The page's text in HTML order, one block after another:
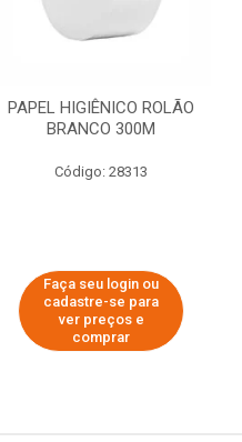
PAPEL HIGIÊNICO ROLÃO
BRANCO 300M
Código: 28313
Faça seu login ou
cadastre-se para
ver preços e
comprar